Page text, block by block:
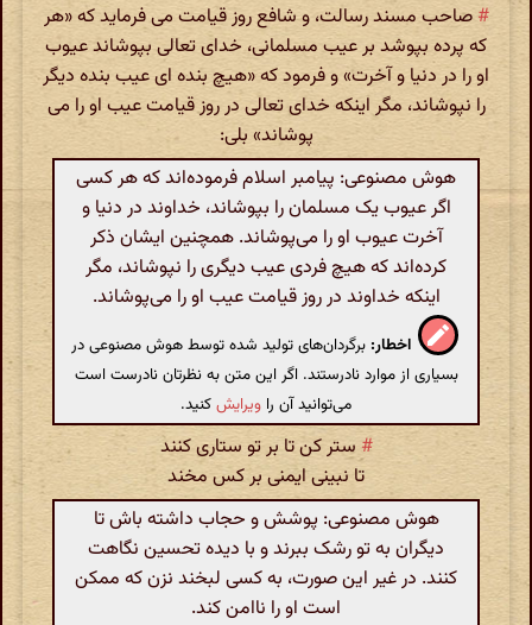
# صاحب مسند رسالت، و شافع روز قیامت می فرماید که «هر
که پرده بپوشد بر عیب مسلمانی، خدای تعالی بپوشاند عیوب
او را در دنیا و آخرت» و فرمود که «هیچ بنده ای عیب بنده دیگر
را نپوشاند، مگر اینکه خدای تعالی در روز قیامت عیب او را می
پوشاند» بلی:
هوش مصنوعی: پیامبر اسلام فرموده‌اند که هر کسی
اگر عیوب یک مسلمان را بپوشاند، خداوند در دنیا و
آخرت عیوب او را می‌پوشاند. همچنین ایشان ذکر
کرده‌اند که هیچ فردی عیب دیگری را نپوشاند، مگر
اینکه خداوند در روز قیامت عیب او را می‌پوشاند.
اخطار: برگردان‌های تولید شده توسط هوش مصنوعی در
بسیاری از موارد نادرستند. اگر این متن به نظرتان نادرست است
می‌توانید آن را ویرایشکنید.
# ستر کن تا بر تو ستاری کنند
تا نبینی ایمنی بر کس مخند
هوش مصنوعی: پوشش و حجاب داشته باش تا
دیگران به تو رشک ببرند و با دیده تحسین نگاهت
کنند. در غیر این صورت، به کسی لبخند نزن که ممکن
است او را ناامن کند.